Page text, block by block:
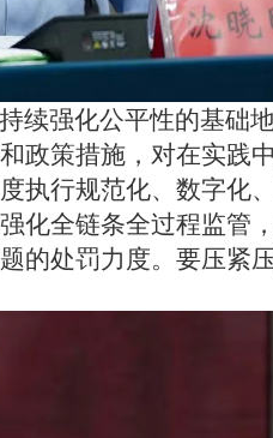
续强化公平性的基础
政策措施，对在实践
执行规范化、数字化
化全链条全过程监管 ，
的处罚力度。要压紧